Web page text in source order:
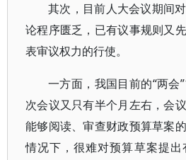
其次，目前人大会议期间
论程序匮乏，已有议事规则又
表审议权力的行使。
一方面，我国目前的“两会
次会议又只有半个月左右，会
能够阅读、审查财政预算草案
情况下，很难对预算草案提